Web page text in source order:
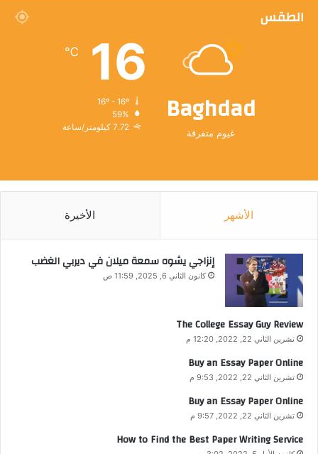
الطقس
Baghdad
غيوم متفرقة
16
℃
59%
7.72 كيلومتر/ساعة
الأشهر الأخيرة
إنزاجي يشوه سمعة ميلان في ديربي الغضب
كانون الثاني 6, 2025, 11:59 ص
The College Essay Guy Review
تشرين الثاني 22, 2022, 12:20 م
Buy an Essay Paper Online
تشرين الثاني 22, 2022, 9:53 م
Buy an Essay Paper Online
تشرين الثاني 22, 2022, 9:57 م
How to Find the Best Paper Writing Service